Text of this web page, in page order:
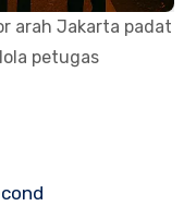
arah Jakarta padat
petugas